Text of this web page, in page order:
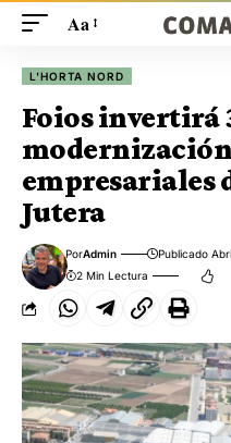
Aa
L'HORTA NORD
Foios invertirá
modernización
empresariales
Jutera
PorAdmin Publicado
2 Min Lectura